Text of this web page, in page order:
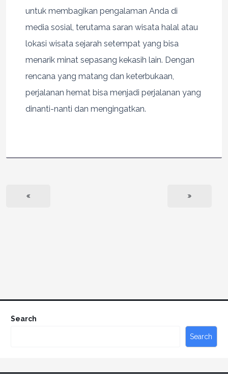
untuk membagikan pengalaman Anda di
media sosial, terutama saran wisata halal atau
lokasi wisata sejarah setempat yang bisa
menarik minat sepasang kekasih lain. Dengan
rencana yang matang dan keterbukaan,
perjalanan hemat bisa menjadi perjalanan yang
dinanti-nanti dan mengingatkan.
Search
Search